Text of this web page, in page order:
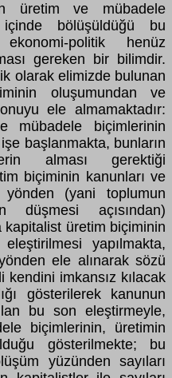
üretim ve mübadele
bölüşüldüğü bu
politik henüz
gereken bir bilimdir.
olarak elimizde bulunan
oluşumundan ve
ele almamaktadır:
mübadele biçimlerinin
işe başlanmakta, bunların
alması gerektiği
biçiminin kanunları ve
(yani toplumun
düşmesi açısından)
kapitalist üretim biçiminin
yapılmakta,
ele alınarak sözü
imkansız kılacak
gösterilerek kanunun
bu son eleştirmeyle,
biçimlerinin, üretimin
gösterilmekte; bu
yüzünden sayıları